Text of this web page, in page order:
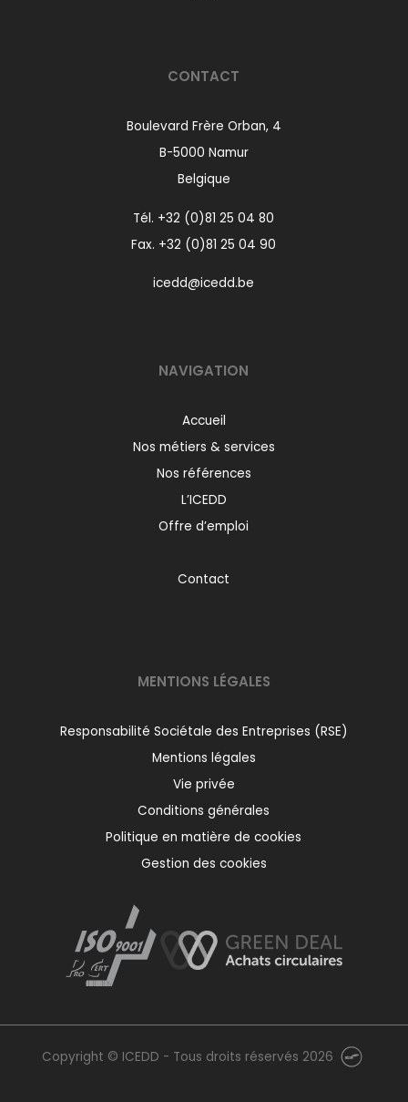
CONTACT
Boulevard Frère Orban, 4
B-5000 Namur
Belgique
Tél. +32 (0)81 25 04 80
Fax. +32 (0)81 25 04 90
icedd@icedd.be
NAVIGATION
Accueil
Nos métiers & services
Nos références
L’ICEDD
Offre d’emploi
Contact
MENTIONS LÉGALES
Responsabilité Sociétale des Entreprises (RSE)
Mentions légales
Vie privée
Conditions générales
Politique en matière de cookies
Gestion des cookies
Copyright © ICEDD - Tous droits réservés 2026